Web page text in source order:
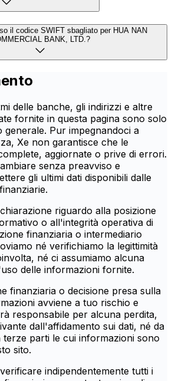
il codice SWIFT sbagliato per HUA NAN
BANK, LTD.?
delle banche, gli indirizzi e altre
fornite in questa pagina sono solo
Pur impegnandoci a
Xe non garantisce che le
aggiornate o prive di errori.
senza preavviso e
gli ultimi dati disponibili dalle
riguardo alla posizione
o all'integrità operativa di
finanziaria o intermediario
né verifichiamo la legittimità
né ci assumiamo alcuna
delle informazioni fornite.
finanziaria o decisione presa sulla
avviene a tuo rischio e
responsabile per alcuna perdita,
dall'affidamento sui dati, né da
parti le cui informazioni sono
sito.
indipendentemente tutti i